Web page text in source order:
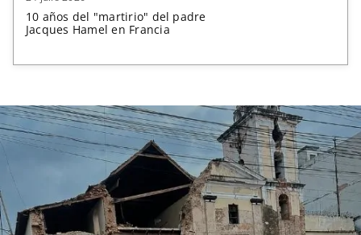
10 años del "martirio" del padre
Jacques Hamel en Francia